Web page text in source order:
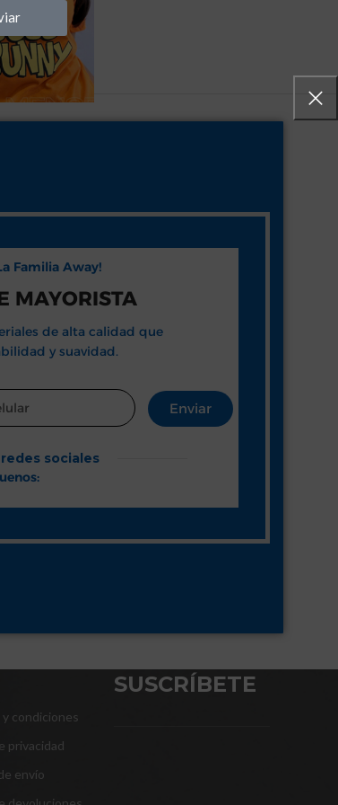
Familia Away!
MAYORISTA
de alta calidad que
y suavidad.
Enviar
sociales
condiciones
privacidad
envío
SUSCRÍBETE